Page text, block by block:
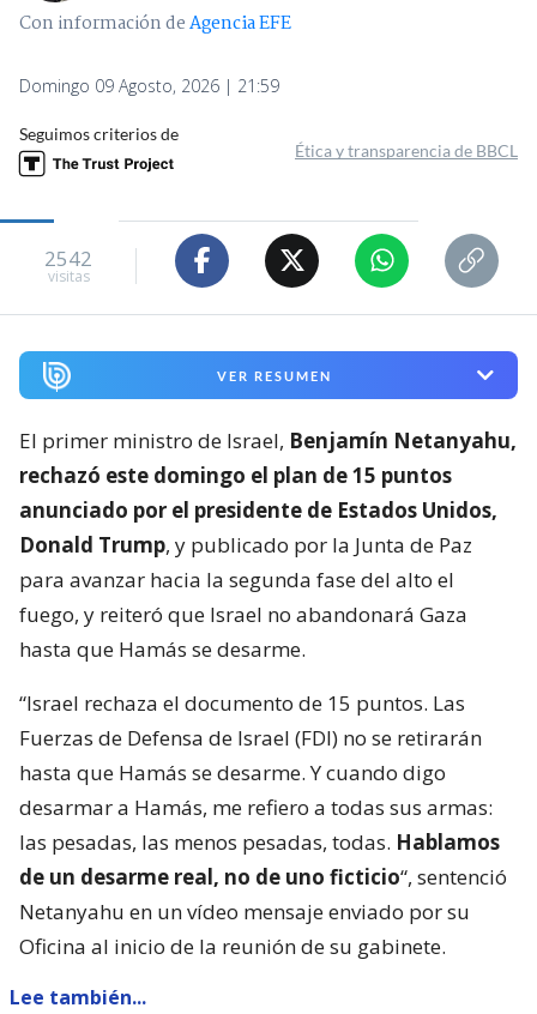
Con información deAgencia EFE
Domingo 09 Agosto, 2026 | 21:59
Seguimos criterios de
Ética y transparencia de BBCL
2542
visitas
VER RESUMEN
El primer ministro de Israel, Benjamín Netanyahu,
rechazó este domingo el plan de 15 puntos
anunciado por el presidente de Estados Unidos,
Donald Trump, y publicado por la Junta de Paz
para avanzar hacia la segunda fase del alto el
fuego, y reiteró que Israel no abandonará Gaza
hasta que Hamás se desarme.
“Israel rechaza el documento de 15 puntos. Las
Fuerzas de Defensa de Israel (FDI) no se retirarán
hasta que Hamás se desarme. Y cuando digo
desarmar a Hamás, me refiero a todas sus armas:
las pesadas, las menos pesadas, todas. Hablamos
de un desarme real, no de uno ficticio“, sentenció
Netanyahu en un vídeo mensaje enviado por su
Oficina al inicio de la reunión de su gabinete.
Lee también...